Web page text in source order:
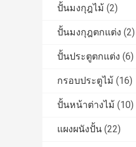
ปั้นมงกุฎไม้ (2)
ปั้นมงกุฎตกแต่ง (2)
ปั้นประตูตกแต่ง (6)
กรอบประตูไม้ (16)
ปั้นหน้าต่างไม้ (10)
แผงผนังปั้น (22)